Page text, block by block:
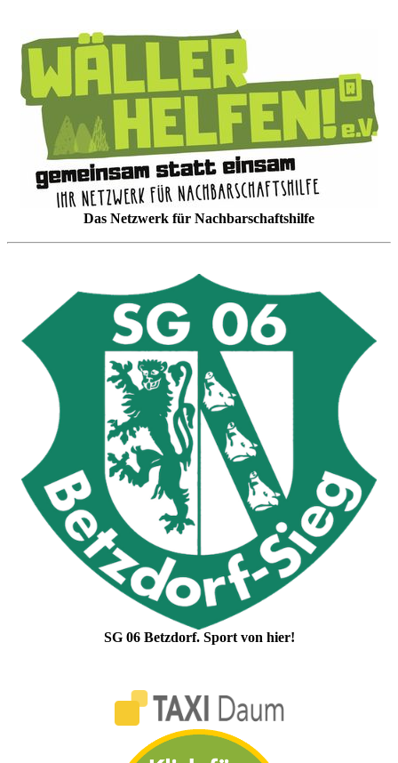
Das Netzwerk für Nachbarschaftshilfe
SG 06 Betzdorf. Sport von hier!